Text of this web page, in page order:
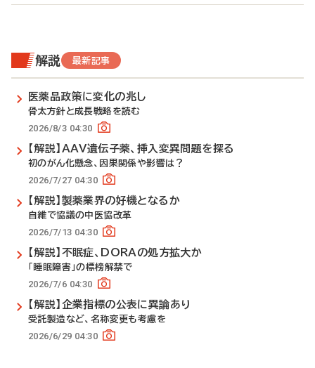
解説 最新記事
医薬品政策に変化の兆し
骨太方針と成長戦略を読む
2026/8/3 04:30
【解説】AAV遺伝子薬、挿入変異問題を探る
初のがん化懸念、因果関係や影響は？
2026/7/27 04:30
【解説】製薬業界の好機となるか
自維で協議の中医協改革
2026/7/13 04:30
【解説】不眠症、DORAの処方拡大か
「睡眠障害」の標榜解禁で
2026/7/6 04:30
【解説】企業指標の公表に異論あり
受託製造など、名称変更も考慮を
2026/6/29 04:30